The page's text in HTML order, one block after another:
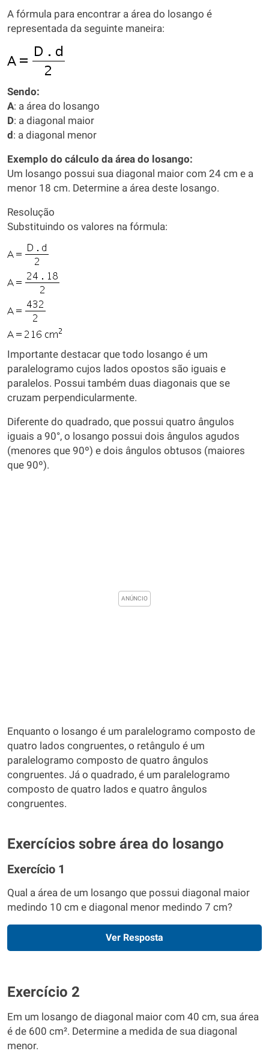
A fórmula para encontrar a área do losango é
representada da seguinte maneira:
Sendo:
A: a área do losango
D: a diagonal maior
d: a diagonal menor
Exemplo do cálculo da área do losango:
Um losango possui sua diagonal maior com 24 cm e a
menor 18 cm. Determine a área deste losango.
Resolução
Substituindo os valores na fórmula:
Importante destacar que todo losango é um
paralelogramo cujos lados opostos são iguais e
paralelos. Possui também duas diagonais que se
cruzam perpendicularmente.
Diferente do quadrado, que possui quatro ângulos
iguais a 90°, o losango possui dois ângulos agudos
(menores que 90º) e dois ângulos obtusos (maiores
que 90º).
Enquanto o losango é um paralelogramo composto de
quatro lados congruentes, o retângulo é um
paralelogramo composto de quatro ângulos
congruentes. Já o quadrado, é um paralelogramo
composto de quatro lados e quatro ângulos
congruentes.
Exercícios sobre área do losango
Exercício 1
Qual a área de um losango que possui diagonal maior
medindo 10 cm e diagonal menor medindo 7 cm?
Ver Resposta
Exercício 2
Em um losango de diagonal maior com 40 cm, sua área
é de 600 cm². Determine a medida de sua diagonal
menor.